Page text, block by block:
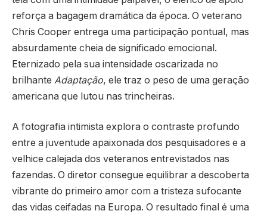
reforça a bagagem dramática da época. O veterano
Chris Cooper entrega uma participação pontual, mas
absurdamente cheia de significado emocional.
Eternizado pela sua intensidade oscarizada no
brilhante Adaptação, ele traz o peso de uma geração
americana que lutou nas trincheiras.
A fotografia intimista explora o contraste profundo
entre a juventude apaixonada dos pesquisadores e a
velhice calejada dos veteranos entrevistados nas
fazendas. O diretor consegue equilibrar a descoberta
vibrante do primeiro amor com a tristeza sufocante
das vidas ceifadas na Europa. O resultado final é uma